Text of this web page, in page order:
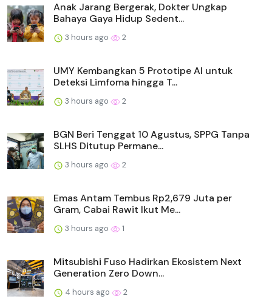
Anak Jarang Bergerak, Dokter Ungkap
Bahaya Gaya Hidup Sedent...
3 hours ago 2
UMY Kembangkan 5 Prototipe AI untuk
Deteksi Limfoma hingga T...
3 hours ago 2
BGN Beri Tenggat 10 Agustus, SPPG Tanpa
SLHS Ditutup Permane...
3 hours ago 2
Emas Antam Tembus Rp2,679 Juta per
Gram, Cabai Rawit Ikut Me...
3 hours ago 1
Mitsubishi Fuso Hadirkan Ekosistem Next
Generation Zero Down...
4 hours ago 2